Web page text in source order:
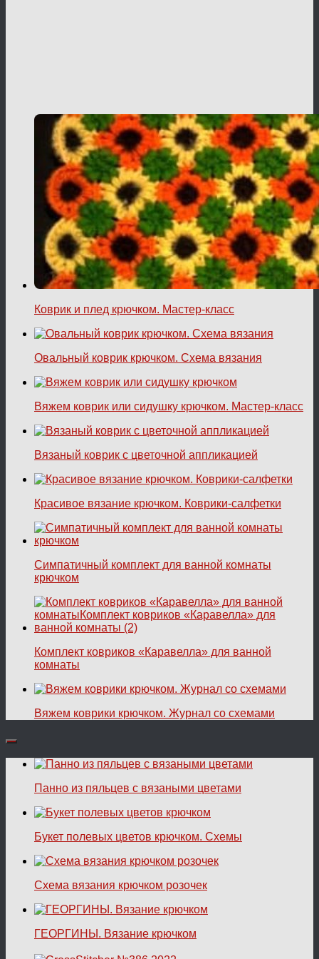
Коврик и плед крючком. Мастер-класс
Овальный коврик крючком. Схема вязания
Вяжем коврик или сидушку крючком. Мастер-класс
Вязаный коврик с цветочной аппликацией
Красивое вязание крючком. Коврики-салфетки
Симпатичный комплект для ванной комнаты
крючком
Комплект ковриков «Каравелла» для ванной
комнаты
Вяжем коврики крючком. Журнал со схемами
Панно из пяльцев с вязаными цветами
Букет полевых цветов крючком. Схемы
Схема вязания крючком розочек
ГЕОРГИНЫ. Вязание крючком